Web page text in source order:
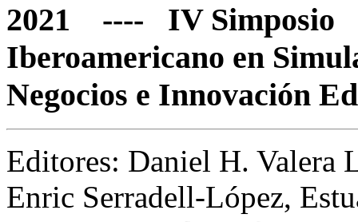
2021 ---- IV Simposio
Iberoamericano en
Negocios e Innovación
Editores: Daniel H. Valera
Enric Serradell-López,